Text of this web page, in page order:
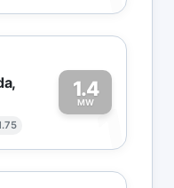
1.4
MW1